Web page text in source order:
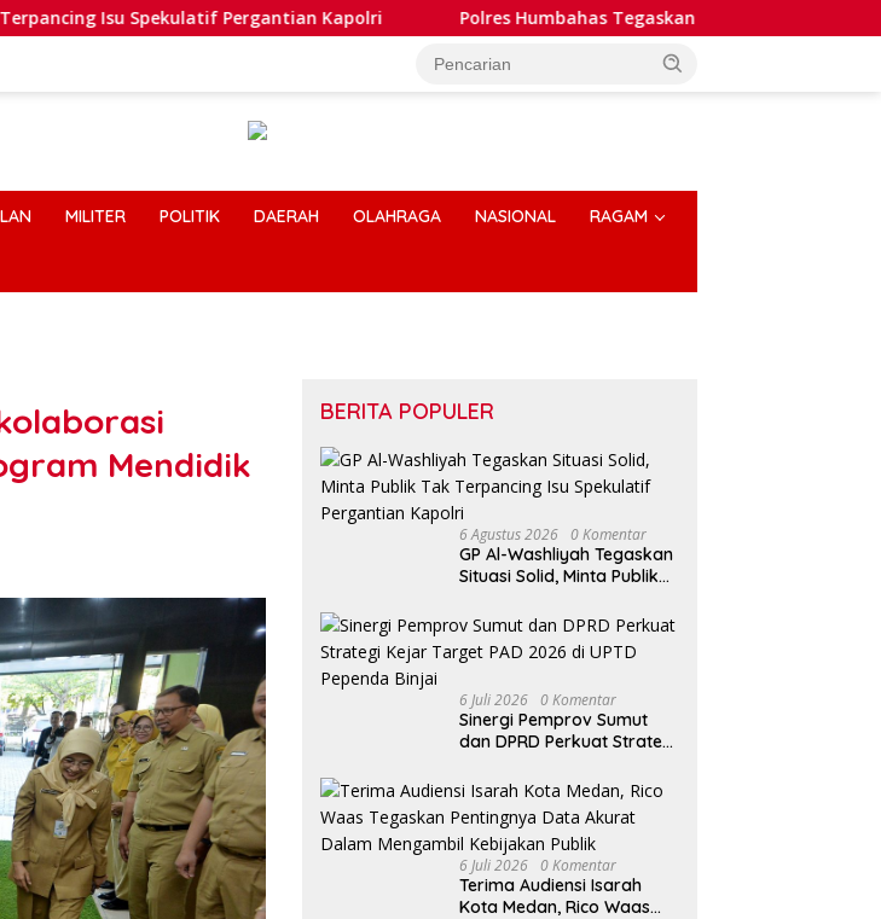
Kapolri Polres Humbahas Tegaskan Penanganan Laporan Dugaan Pembakaran
MILITER POLITIK DAERAH OLAHRAGA NASIONAL RAGAM
Mendidik
BERITA POPULER
6 Agustus 2026 0 Komentar
GP Al-Washliyah Tegaskan
Situasi Solid, Minta Publik
Spekulatif Pergantian
Kapolri
6 Juli 2026 0 Komentar
Sinergi Pemprov Sumut
dan DPRD Perkuat Strategi
UPTD Pependa Binjai
6 Juli 2026 0 Komentar
Terima Audiensi Isarah
Kota Medan, Rico Waas